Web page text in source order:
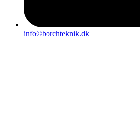
info©borchteknik.dk